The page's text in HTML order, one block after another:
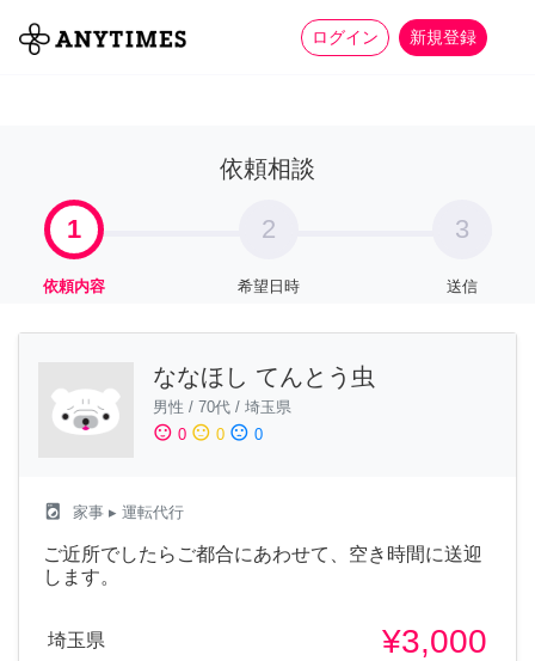
ログイン 新規登録
全て 家事 more_horiz
依頼相談
1
依頼内容
2
希望日時
3
送信
ななほし てんとう虫
男性 / 70代 / 埼玉県
sentiment_satisfied 0 sentiment_neutral 0 sentiment_dissatisfied 0
local_laundry_service 家事 ▸ 運転代行
ご近所でしたらご都合にあわせて、空き時間に送迎
します。
埼玉県 ¥3,000